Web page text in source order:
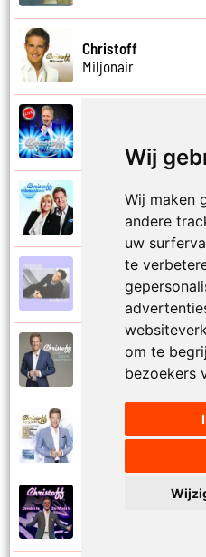
Wij
Wij maken
andere
uw
te
om te
bezoekers
Christoff
Miljonair
Christoff en
Niemand laat zijn
Christoff
Niets is voor niets
Christoff
Ogen weer geopend
Christoff en Florian
Omdat ie zo mooi is